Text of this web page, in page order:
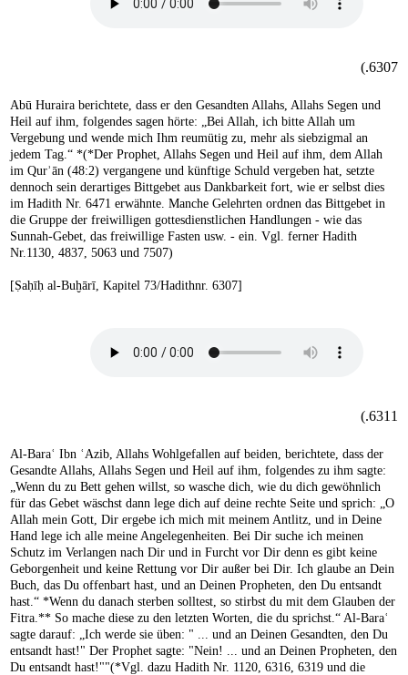
6307.)
Abū Huraira berichtete, dass er den Gesandten Allahs, Allahs Segen und
Heil auf ihm, folgendes sagen hörte: „Bei Allah, ich bitte Allah um
Vergebung und wende mich Ihm reumütig zu, mehr als siebzigmal an
jedem Tag.“ *(*Der Prophet, Allahs Segen und Heil auf ihm, dem Allah
im Qurʾān (48:2) vergangene und künftige Schuld vergeben hat, setzte
dennoch sein derartiges Bittgebet aus Dankbarkeit fort, wie er selbst dies
im Hadith Nr. 6471 erwähnte. Manche Gelehrten ordnen das Bittgebet in
die Gruppe der freiwilligen gottesdienstlichen Handlungen - wie das
Sunnah-Gebet, das freiwillige Fasten usw. - ein. Vgl. ferner Hadith
Nr.1130, 4837, 5063 und 7507)
[Ṣaḥīḥ al-Buḫārī, Kapitel 73/Hadithnr. 6307]
6311.)
Al-Baraʿ Ibn ʿAzib, Allahs Wohlgefallen auf beiden, berichtete, dass der
Gesandte Allahs, Allahs Segen und Heil auf ihm, folgendes zu ihm sagte:
„Wenn du zu Bett gehen willst, so wasche dich, wie du dich gewöhnlich
für das Gebet wäschst dann lege dich auf deine rechte Seite und sprich: „O
Allah mein Gott, Dir ergebe ich mich mit meinem Antlitz, und in Deine
Hand lege ich alle meine Angelegenheiten. Bei Dir suche ich meinen
Schutz im Verlangen nach Dir und in Furcht vor Dir denn es gibt keine
Geborgenheit und keine Rettung vor Dir außer bei Dir. Ich glaube an Dein
Buch, das Du offenbart hast, und an Deinen Propheten, den Du entsandt
hast.“ *Wenn du danach sterben solltest, so stirbst du mit dem Glauben der
Fitra.** So mache diese zu den letzten Worten, die du sprichst.“ Al-Baraʿ
sagte darauf: „Ich werde sie üben: " ... und an Deinen Gesandten, den Du
entsandt hast!" Der Prophet sagte: "Nein! ... und an Deinen Propheten, den
Du entsandt hast!""(*Vgl. dazu Hadith Nr. 1120, 6316, 6319 und die